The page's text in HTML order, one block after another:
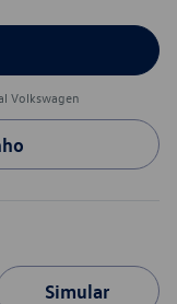
Volkswagen
Simular